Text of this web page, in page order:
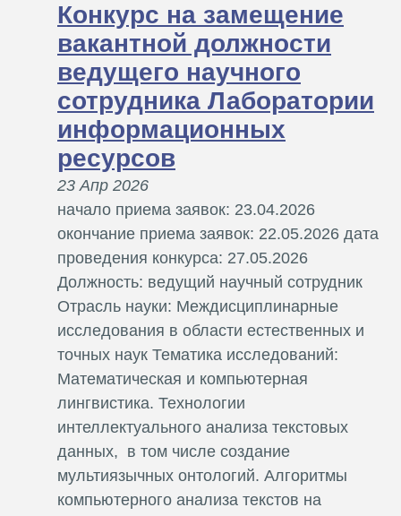
Конкурс на замещение
вакантной должности
ведущего научного
сотрудника Лаборатории
информационных
ресурсов
23 Апр 2026
начало приема заявок: 23.04.2026
окончание приема заявок: 22.05.2026 дата
проведения конкурса: 27.05.2026
Должность: ведущий научный сотрудник
Отрасль науки: Междисциплинарные
исследования в области естественных и
точных наук Тематика исследований:
Математическая и компьютерная
лингвистика. Технологии
интеллектуального анализа текстовых
данных, в том числе создание
мультиязычных онтологий. Алгоритмы
компьютерного анализа текстов на